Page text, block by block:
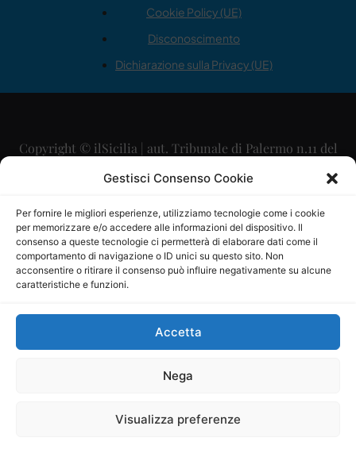
Gestisci Consenso Cookie
Per fornire le migliori esperienze, utilizziamo tecnologie come i cookie
per memorizzare e/o accedere alle informazioni del dispositivo. Il
consenso a queste tecnologie ci permetterà di elaborare dati come il
comportamento di navigazione o ID unici su questo sito. Non
acconsentire o ritirare il consenso può influire negativamente su alcune
caratteristiche e funzioni.
Accetta
Nega
Visualizza preferenze
Cookie Policy (UE)
Disconoscimento
Dichiarazione sulla Privacy (UE)
Copyright © ilSicilia | aut. Tribunale di Palermo n.11 del
29/09/2015
Direttore Editoriale: Maurizio Scaglione
Direttore Responsabile: Maria Calabrese
P.IVA: 06334930820
Mercurio Comunicazione Società Cooperativa a r.l. è
iscritta al Registro degli Operatori di Comunicazione al
Sito gestito daLa Digitale srl–info@ladigitale.it